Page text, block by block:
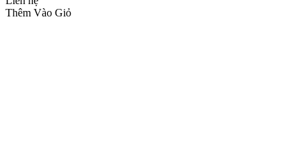
Thêm Vào Giỏ